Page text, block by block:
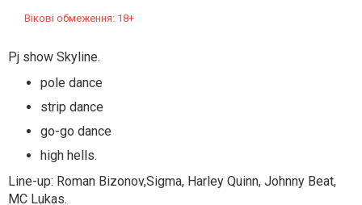
Вікові обмеження: 18+
Pj show Skyline.
pole dance
strip dance
go-go dance
high hells.
Line-up: Roman Bizonov,Sigma, Harley Quinn, Johnny Beat,
MC Lukas.